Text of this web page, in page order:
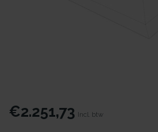
€2.251,73 Incl. btw